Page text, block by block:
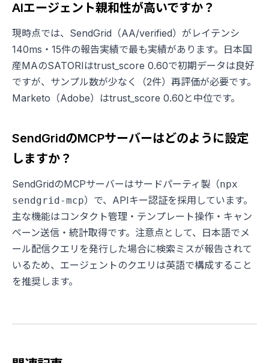
AIエージェント親和性が高いですか？
現時点では、SendGrid（AA/verified）がレイテンシ
140ms・15件の報告実績で最も実績があります。日本国
産MAのSATORIはtrust_score 0.60で初期データは良好
ですが、サンプル数が少なく（2件）再評価が必要です。
Marketo（Adobe）はtrust_score 0.60と中位です。
SendGridのMCPサーバーはどのように設定
しますか？
SendGridのMCPサーバーはサードパーティ製（npx
sendgrid-mcp）で、APIキー認証を採用しています。
主な機能はコンタクト管理・テンプレート操作・キャン
ペーン送信・統計取得です。注意点として、日本語でメ
ール配信クエリを発行した場合に検索ミスが報告されて
いるため、エージェントのクエリは英語で構成すること
を推奨します。